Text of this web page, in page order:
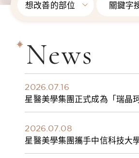
想改善的部位 關鍵字
News
2026.07.16
星醫美學集團正式成為「瑞晶
入劑」台灣獨家總代理
2026.07.08
星醫美學集團攜手中信科技大
學人才新標準 建構健康美學產